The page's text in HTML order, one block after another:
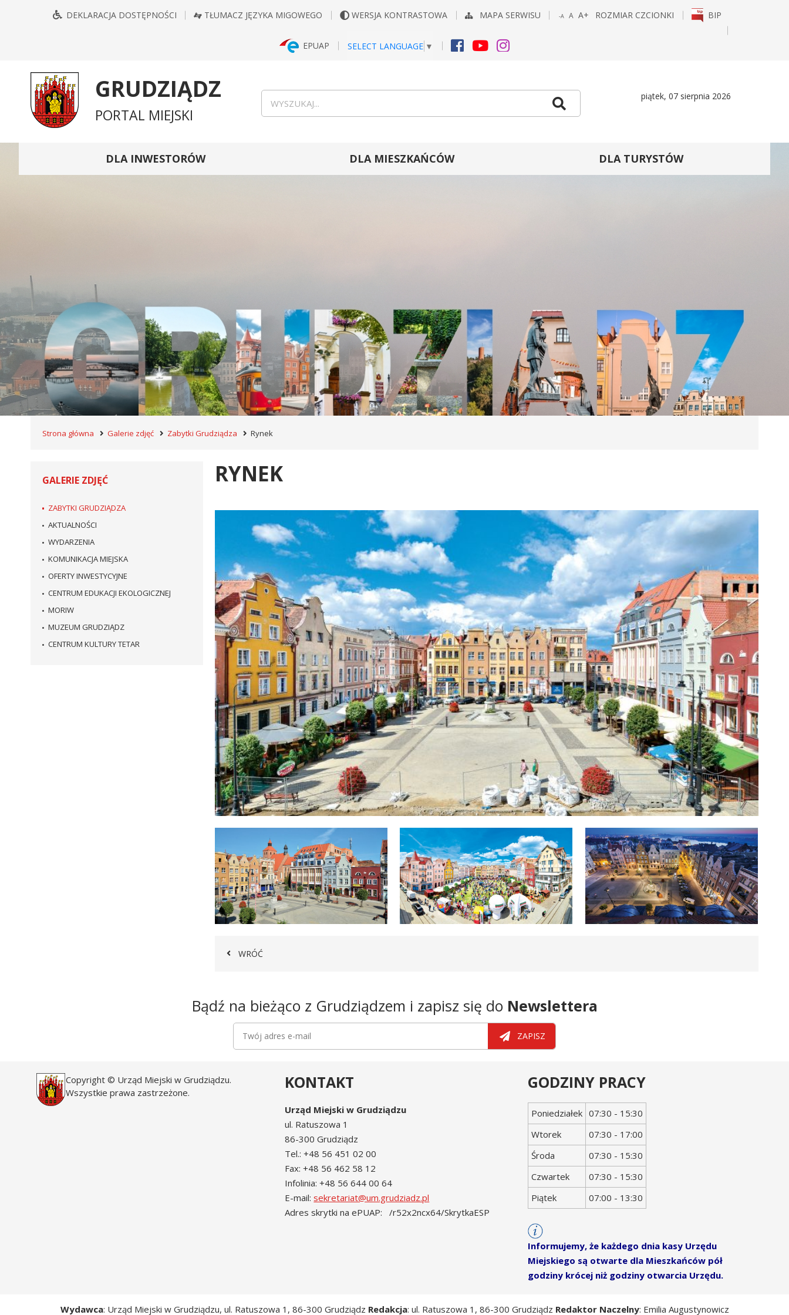
DEKLARACJA DOSTĘPNOŚCI TŁUMACZ JĘZYKA MIGOWEGO WERSJA KONTRASTOWA MAPA SERWISU
-A
A A+
ROZMIAR CZCIONKI BIP
EPUAP SELECT LANGUAGE ▼
FACEBOOK
YOUTUBEINSTAGRAM
GRUDZIĄDZ
PORTAL MIEJSKI
piątek, 07 sierpnia 2026
DLA INWESTORÓW DLA MIESZKAŃCÓW DLA TURYSTÓW
Strona główna Galerie zdjęć Zabytki Grudziądza Rynek
GALERIE ZDJĘĆ
ZABYTKI GRUDZIĄDZA
AKTUALNOŚCI
WYDARZENIA
KOMUNIKACJA MIEJSKA
OFERTY INWESTYCYJNE
CENTRUM EDUKACJI EKOLOGICZNEJ
MORIW
MUZEUM GRUDZIĄDZ
CENTRUM KULTURY TETAR
RYNEK
WRÓĆ
Bądź na bieżąco z Grudziądzem i zapisz się do Newslettera
Newsletter
Twój adres e-mail
ZAPISZ
Copyright © Urząd Miejski w Grudziądzu.
Wszystkie prawa zastrzeżone.
KONTAKT
Urząd Miejski w Grudziądzu
ul. Ratuszowa 1
86-300 Grudziądz
Tel.: +48 56 451 02 00
Fax: +48 56 462 58 12
Infolinia: +48 56 644 00 64
E-mail:sekretariat@um.grudziadz.pl
Adres skrytki na ePUAP: /r52x2ncx64/SkrytkaESP
GODZINY PRACY
Dzień
tygodnia
Godziny
otwarcia
Poniedziałek 07:30 - 15:30
Wtorek
07:30 - 17:00
Środa
07:30 - 15:30
Czwartek
07:30 - 15:30
Piątek
07:00 - 13:30
Informujemy, że każdego dnia kasy Urzędu
Miejskiego są otwarte dla Mieszkańców pół
godziny krócej niż godziny otwarcia Urzędu.
Wydawca: Urząd Miejski w Grudziądzu, ul. Ratuszowa 1, 86-300 Grudziądz Redakcja: ul. Ratuszowa 1, 86-300 Grudziądz Redaktor Naczelny: Emilia Augustynowicz